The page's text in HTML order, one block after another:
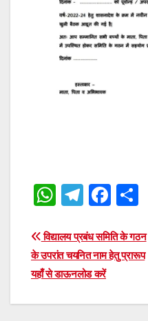
W
at
s
A
p
T
e
gr
a
m
F
c
e
o
ar
e
Post
navigation
विद्यालय प्रबंध समिति के गठन
के उपरांत चयनित नाम हेतु प्रारूप
यहाँ से डाऊनलोड करें